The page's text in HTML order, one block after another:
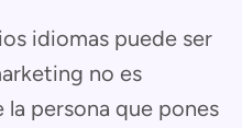
idiomas puede ser
no es
persona que pones